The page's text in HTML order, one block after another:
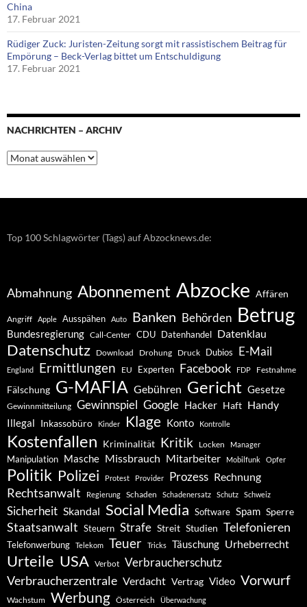
China
17. Februar 2021
Rüdiger Zuck: Juristen-Zeitung sorgt mit rassistischem Beitrag für
Empörung – Beck-Verlag bittet um Entschuldigung
17. Februar 2021
NACHRICHTEN – ARCHIV
Nachrichten
–
Top 100 Schlagwörter (Tags) auf Abzocknews.de:
Abmahnung Abonnement Abzocke Affären
Angriff Apple Ausspähen Auto Banken Behörden Betrug
Bundesregierung Call-Center CDU Datenhandel Datenklau
Datenschutz Download Drohung Druck Dubios E-Mail
England Ermittlungen EU Experten Facebook FDP Festnahme
Fälschung G-MAFIA Gebühren Gericht Gesetze
Gewinnmitteilung Gewinnspiel Google Hacker Haft Handy
Illegal Inkassobüro Kinder Klage Konto Kontrolle
Kostenfallen Kriminalität Kritik Locken Manager
Manipulation Masche Missbrauch Mitarbeiter Mobilfunk Opfer
Politik Polizei Protest Provider Prozess Rechnung
Rechtsanwalt Regierung Schaden Schadenersatz Schutz Schweiz
Sicherheit Skandal Social Media Software Spam Sperre
Staatsanwalt Steuern Strafe Streit Studien Telefonieren
Telefonwerbung Telekom Teuer Tricks Täuschung Urheberrecht
Urteile USA Verbot Verbraucherschutz
Verbraucherzentrale Verdacht Vertrag Video Vorwurf
Wachstum Werbung Österreich Überwachung